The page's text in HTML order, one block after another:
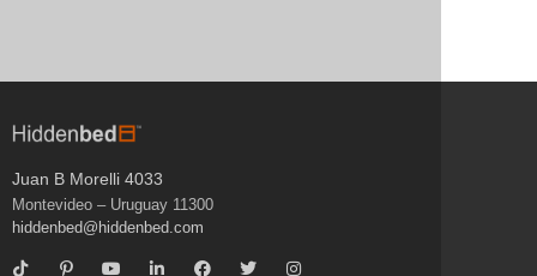
Juan B Morelli 4033
hiddenbed@hiddenbed.com